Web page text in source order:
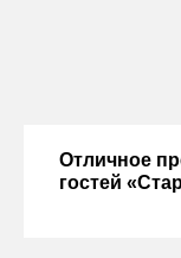
Отличное
гостей